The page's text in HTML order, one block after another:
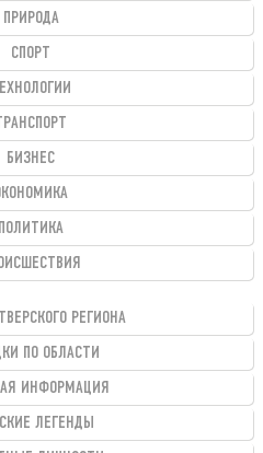
ПРИРОДА
СПОРТ
ТРАНСПОРТ
БИЗНЕС
ПОЛИТИКА
РЕГИОНА
ПО ОБЛАСТИ
ИНФОРМАЦИЯ
ЛЕГЕНДЫ